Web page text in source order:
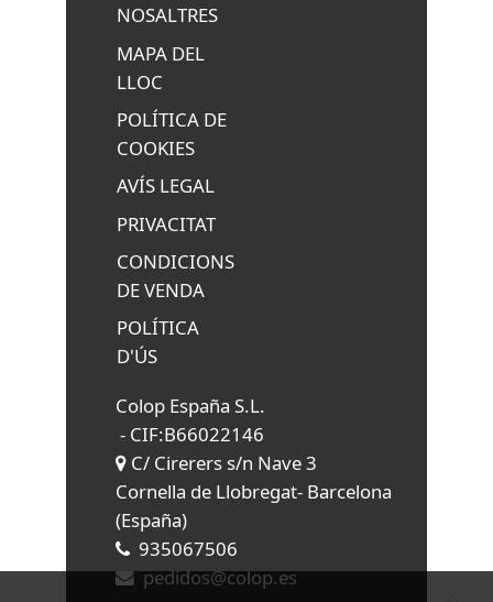
NOSALTRES
MAPA DEL
LLOC
POLÍTICA DE
COOKIES
AVÍS LEGAL
PRIVACITAT
CONDICIONS
DE VENDA
POLÍTICA
D'ÚS
Colop España S.L.
- CIF:B66022146
C/ Cirerers s/n Nave 3
Cornella de Llobregat- Barcelona
(España)
935067506
pedidos@colop.es